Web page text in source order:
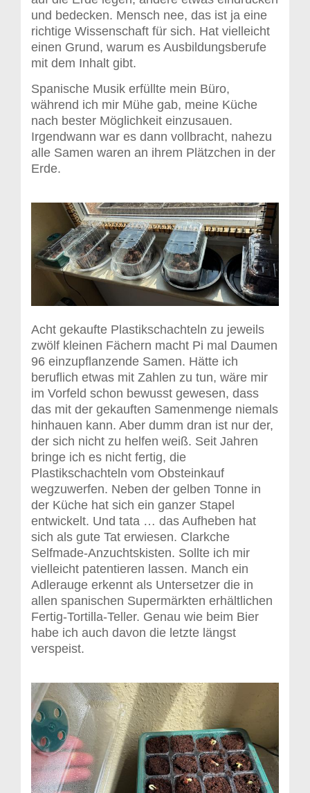
und bedecken. Mensch nee, das ist ja eine
richtige Wissenschaft für sich. Hat vielleicht
einen Grund, warum es Ausbildungsberufe
mit dem Inhalt gibt.
Spanische Musik erfüllte mein Büro,
während ich mir Mühe gab, meine Küche
nach bester Möglichkeit einzusauen.
Irgendwann war es dann vollbracht, nahezu
alle Samen waren an ihrem Plätzchen in der
Erde.
Acht gekaufte Plastikschachteln zu jeweils
zwölf kleinen Fächern macht Pi mal Daumen
96 einzupflanzende Samen. Hätte ich
beruflich etwas mit Zahlen zu tun, wäre mir
im Vorfeld schon bewusst gewesen, dass
das mit der gekauften Samenmenge niemals
hinhauen kann. Aber dumm dran ist nur der,
der sich nicht zu helfen weiß. Seit Jahren
bringe ich es nicht fertig, die
Plastikschachteln vom Obsteinkauf
wegzuwerfen. Neben der gelben Tonne in
der Küche hat sich ein ganzer Stapel
entwickelt. Und tata … das Aufheben hat
sich als gute Tat erwiesen. Clarkche
Selfmade-Anzuchtskisten. Sollte ich mir
vielleicht patentieren lassen. Manch ein
Adlerauge erkennt als Untersetzer die in
allen spanischen Supermärkten erhältlichen
Fertig-Tortilla-Teller. Genau wie beim Bier
habe ich auch davon die letzte längst
verspeist.